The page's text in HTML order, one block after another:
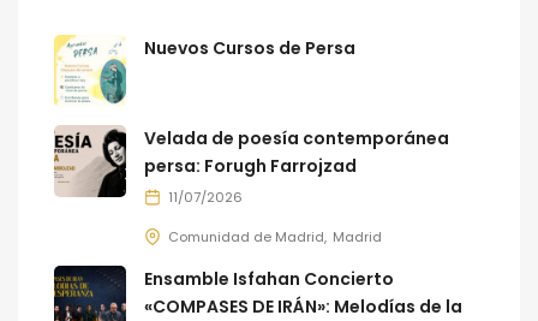
Nuevos Cursos de Persa
Velada de poesía contemporánea
persa: Forugh Farrojzad
11/07/2026
Comunidad de Madrid Madrid
Ensamble Isfahan Concierto
«COMPASES DE IRÁN»: Melodías de la